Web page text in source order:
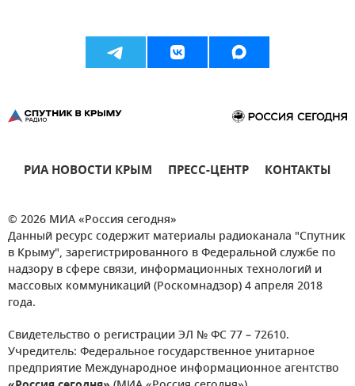
РИА НОВОСТИ КРЫМ ПРЕСС-ЦЕНТР КОНТАКТЫ
© 2026 МИА «Россия сегодня»
Данный ресурс содержит материалы радиоканала "Спутник
в Крыму", зарегистрированного в Федеральной службе по
надзору в сфере связи, информационных технологий и
массовых коммуникаций (Роскомнадзор) 4 апреля 2018
года.
Свидетельство о регистрации ЭЛ № ФС 77 – 72610.
Учредитель: Федеральное государственное унитарное
предприятие Международное информационное агентство